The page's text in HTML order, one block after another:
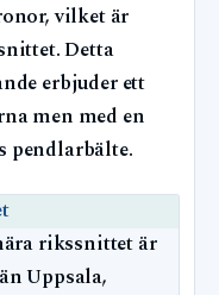
vilket är
Detta
erbjuder ett
men med en
pendlarbälte.
rikssnittet är
Uppsala,